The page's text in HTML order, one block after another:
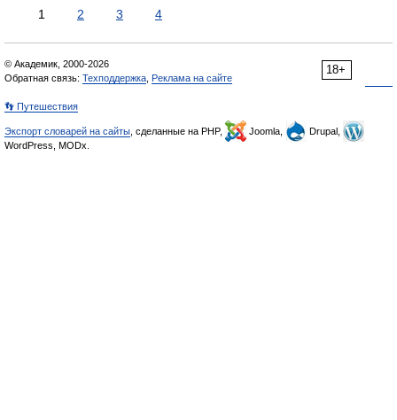
1 2 3 4
18+
© Академик, 2000-2026
Обратная связь: Техподдержка Реклама на сайте
👣 Путешествия
Экспорт словарей на сайты , сделанные на PHP, Joomla,
Drupal,
WordPress, MODx.